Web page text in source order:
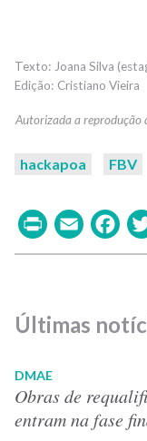
Joana Silva
Cristiano Vieira
hackapoa FBV
Print
Últimas
DMAE
Obras de
entram na fase